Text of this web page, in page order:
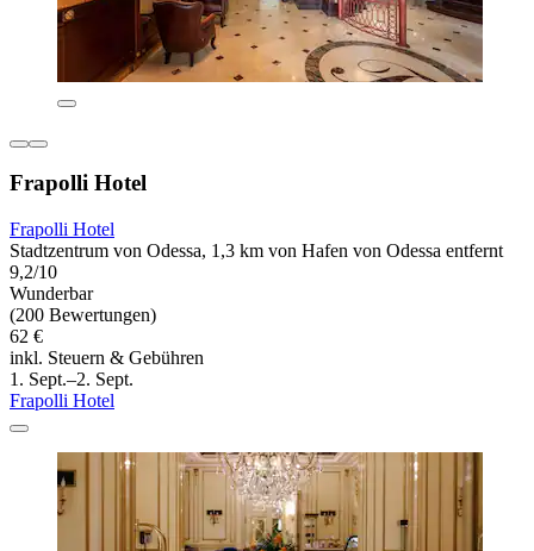
Frapolli Hotel
Frapolli Hotel
Stadtzentrum von Odessa, 1,3 km von Hafen von Odessa entfernt
9,2/10
Wunderbar
(200 Bewertungen)
62 €
inkl. Steuern & Gebühren
1. Sept.–2. Sept.
Frapolli Hotel